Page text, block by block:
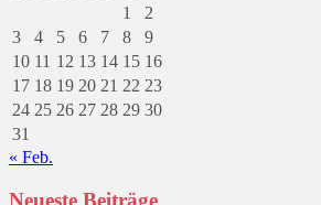
1
2
3
4 5 6 7 8
9
10 11 12 13 14 15 16
17 18 19 20 21 22 23
24 25 26 27 28 29 30
31
« Feb.
Neueste Beiträge